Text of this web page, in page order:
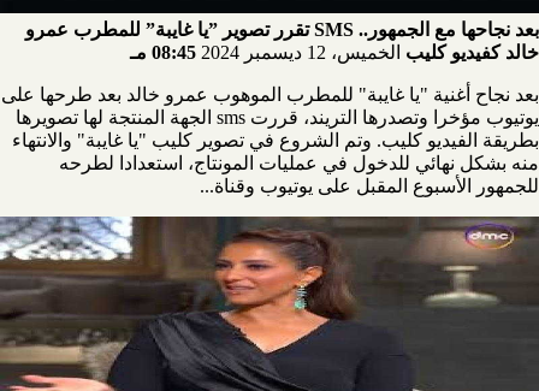
بعد نجاحها مع الجمهور.. SMS تقرر تصوير ”يا غايبة” للمطرب عمرو
خالد كفيديو كليب الخميس، 12 ديسمبر 2024 08:45 مـ
بعد نجاح أغنية "يا غايبة" للمطرب الموهوب عمرو خالد بعد طرحها على
يوتيوب مؤخرا وتصدرها التريند، قررت sms الجهة المنتجة لها تصويرها
بطريقة الفيديو كليب. وتم الشروع في تصوير كليب "يا غايبة" والانتهاء
منه بشكل نهائي للدخول في عمليات المونتاج، استعدادا لطرحه
للجمهور الأسبوع المقبل على يوتيوب وقناة...